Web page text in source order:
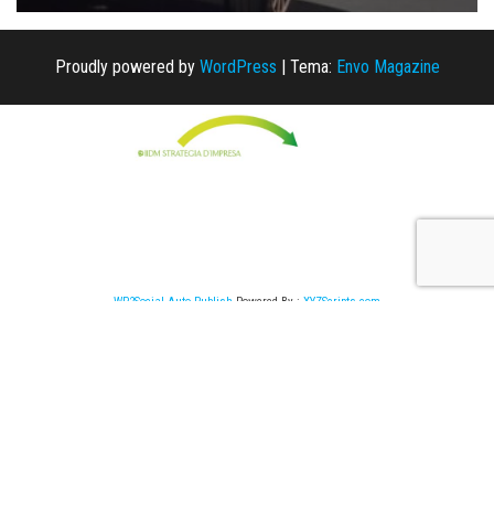
Proudly powered by WordPress | Tema: Envo Magazine
WP2Social Auto Publish Powered By : XYZScripts.com